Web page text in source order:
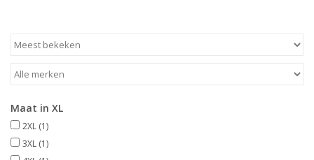
Merken
Maat in XL
2XL (1)
3XL (1)